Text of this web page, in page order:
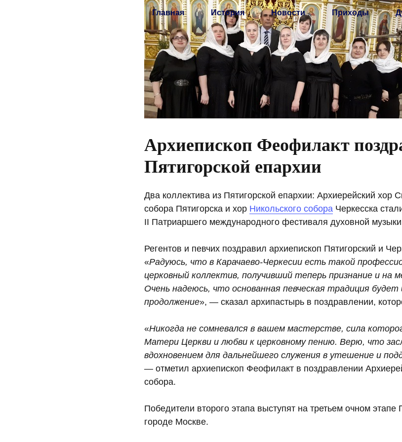
Главная История Новости Приходы
Архиепископ Феофилакт
Пятигорской епархии
Два коллектива из Пятигорской епархии: Архиерейский хор
собора Пятигорска и хор Никольского собора Черкесска
II Патриаршего международного фестиваля духовной
Регентов и певчих поздравил архиепископ Пятигорский и
«Радуюсь, что в Карачаево-Черкесии есть такой
церковный коллектив, получивший теперь признание и на
Очень надеюсь, что основанная певческая традиция
продолжение», — сказал архипастырь в поздравлении,
«Никогда не сомневался в вашем мастерстве, сила
Матери Церкви и любви к церковному пению. Верю, что
вдохновением для дальнейшего служения в утешение и
— отметил архиепископ Феофилакт в поздравлении
собора.
Победители второго этапа выступят на третьем очном
городе Москве.